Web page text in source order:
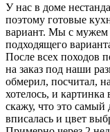
У нас в доме
поэтому готовые
вариант. Мы с мужем
подходящего
После всех походов
на заказ под наши
обмерил, посчитал,
хотелось, и
скажу, что это
вписалась и цвет